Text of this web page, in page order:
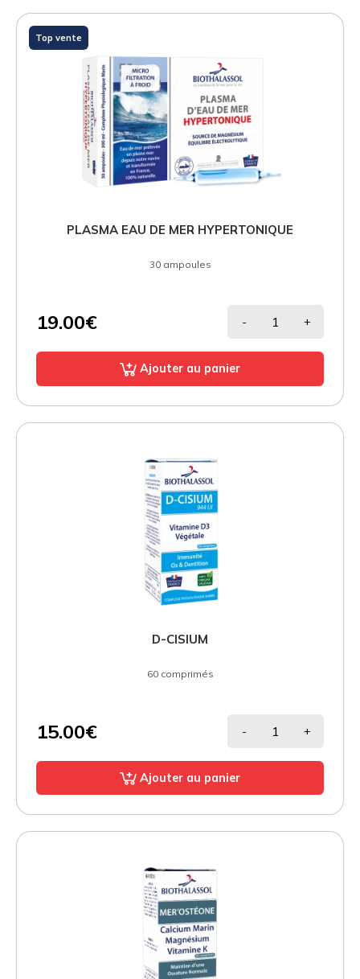
Top vente
PLASMA EAU DE MER HYPERTONIQUE
30 ampoules
19.00€ - +
Ajouter au panier
D-CISIUM
60 comprimés
15.00€ - +
Ajouter au panier